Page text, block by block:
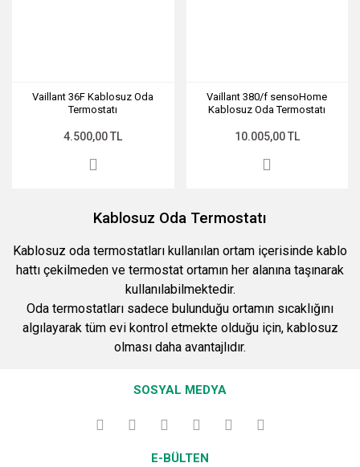
Vaillant 36F Kablosuz Oda
Termostatı
4.500,00 TL
Vaillant 380/f sensoHome
Kablosuz Oda Termostatı
10.005,00 TL
Kablosuz Oda Termostatı
Kablosuz oda termostatları kullanılan ortam içerisinde kablo
hattı çekilmeden ve termostat ortamın her alanına taşınarak
kullanılabilmektedir.
Oda termostatları sadece bulunduğu ortamın sıcaklığını
algılayarak tüm evi kontrol etmekte olduğu için, kablosuz
olması daha avantajlıdır.
SOSYAL MEDYA
E-BÜLTEN